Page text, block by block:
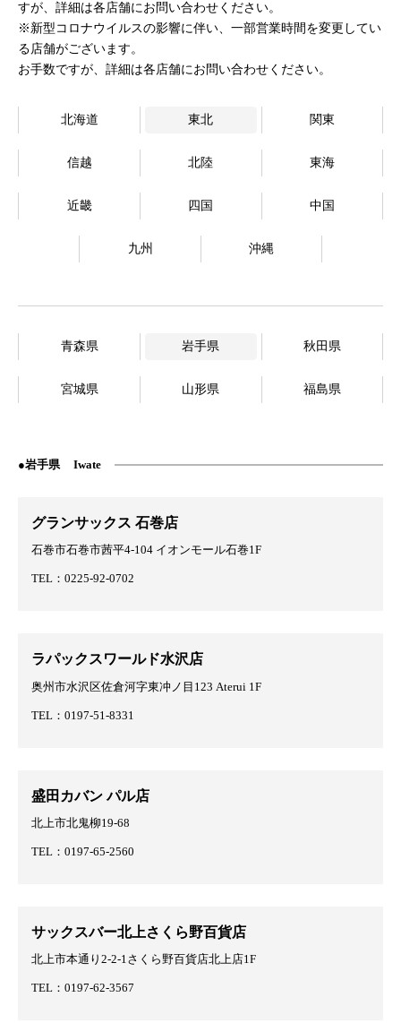
すが、詳細は各店舗にお問い合わせください。
※新型コロナウイルスの影響に伴い、一部営業時間を変更してい
る店舗がございます。
お手数ですが、詳細は各店舗にお問い合わせください。
北海道 東北 関東
信越 北陸 東海
近畿 四国 中国
九州 沖縄
青森県 岩手県 秋田県
宮城県 山形県 福島県
岩手県 Iwate
グランサックス 石巻店
石巻市石巻市茜平4-104 イオンモール石巻1F
TEL：0225-92-0702
ラパックスワールド水沢店
奥州市水沢区佐倉河字東冲ノ目123 Aterui 1F
TEL：0197-51-8331
盛田カバン パル店
北上市北鬼柳19-68
TEL：0197-65-2560
サックスバー北上さくら野百貨店
北上市本通り2-2-1さくら野百貨店北上店1F
TEL：0197-62-3567